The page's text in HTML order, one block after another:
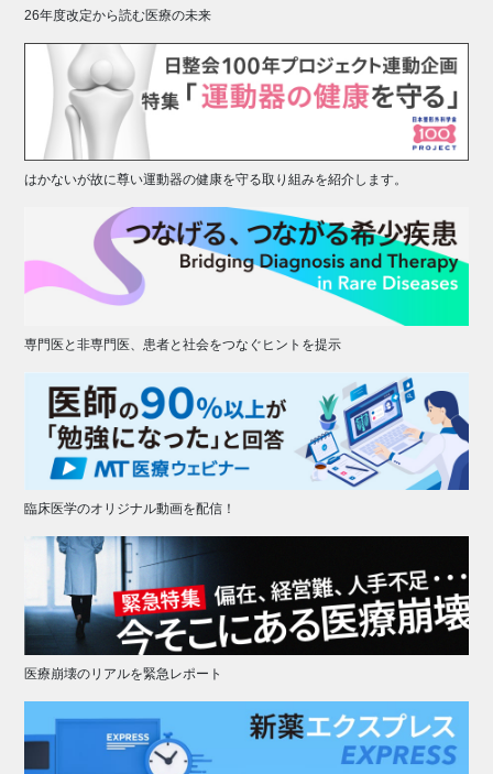
26年度改定から読む医療の未来
はかないが故に尊い運動器の健康を守る取り組みを紹介します。
専門医と非専門医、患者と社会をつなぐヒントを提示
臨床医学のオリジナル動画を配信！
医療崩壊のリアルを緊急レポート